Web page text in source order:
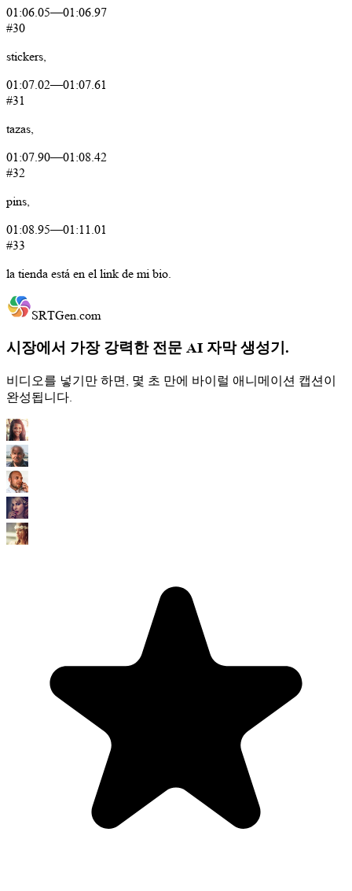
01:06.05—01:06.97
#30
stickers,
01:07.02—01:07.61
#31
tazas,
01:07.90—01:08.42
#32
pins,
01:08.95—01:11.01
#33
la tienda está en el link de mi bio.
SRTGen .com
시장에서 가장 강력한 전문 AI 자막 생성기.
비디오를 넣기만 하면, 몇 초 만에 바이럴 애니메이션 캡션이
완성됩니다.